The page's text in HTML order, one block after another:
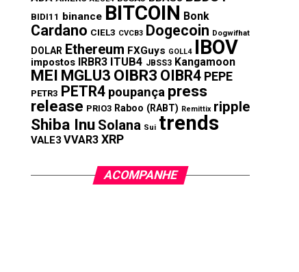
BIDI11 binance BITCOIN Bonk
Cardano CIEL3 CVCB3 Dogecoin Dogwifhat
DOLAR Ethereum FXGuys GOLL4 IBOV
impostos IRBR3 ITUB4 JBSS3 Kangamoon
MEI MGLU3 OIBR3 OIBR4 PEPE
PETR3 PETR4 poupança press
release PRIO3 Raboo (RABT) Remittix ripple
Shiba Inu Solana Sui trends
VALE3 VVAR3 XRP
ACOMPANHE